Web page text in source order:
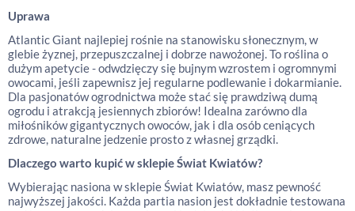
Uprawa
Atlantic Giant najlepiej rośnie na stanowisku słonecznym, w
glebie żyznej, przepuszczalnej i dobrze nawożonej. To roślina o
dużym apetycie - odwdzięczy się bujnym wzrostem i ogromnymi
owocami, jeśli zapewnisz jej regularne podlewanie i dokarmianie.
Dla pasjonatów ogrodnictwa może stać się prawdziwą dumą
ogrodu i atrakcją jesiennych zbiorów! Idealna zarówno dla
miłośników gigantycznych owoców, jak i dla osób ceniących
zdrowe, naturalne jedzenie prosto z własnej grządki.
Dlaczego warto kupić w sklepie Świat Kwiatów?
Wybierając nasiona w sklepie Świat Kwiatów, masz pewność
najwyższej jakości. Każda partia nasion jest dokładnie testowana